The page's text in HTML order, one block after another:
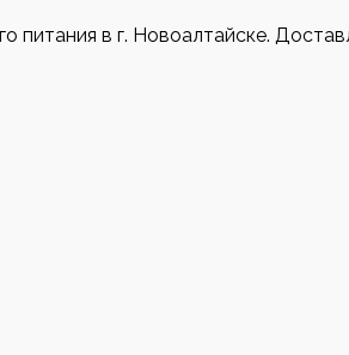
питания в г. Новоалтайске.